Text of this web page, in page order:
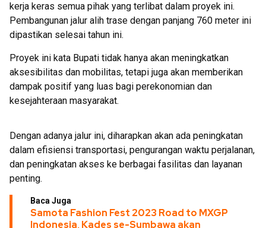
kerja keras semua pihak yang terlibat dalam proyek ini.
Pembangunan jalur alih trase dengan panjang 760 meter ini
dipastikan selesai tahun ini.
Proyek ini kata Bupati tidak hanya akan meningkatkan
aksesibilitas dan mobilitas, tetapi juga akan memberikan
dampak positif yang luas bagi perekonomian dan
kesejahteraan masyarakat.
Dengan adanya jalur ini, diharapkan akan ada peningkatan
dalam efisiensi transportasi, pengurangan waktu perjalanan,
dan peningkatan akses ke berbagai fasilitas dan layanan
penting.
Baca Juga
Samota Fashion Fest 2023 Road to MXGP
Indonesia, Kades se-Sumbawa akan